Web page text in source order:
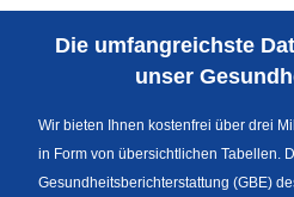
Sprachumschaltung
Fußzeile
Die umfangreichste
unser
Wir bieten Ihnen kostenfrei über drei
in Form von übersichtlichen Tabellen.
Gesundheitsberichterstattung (GBE)